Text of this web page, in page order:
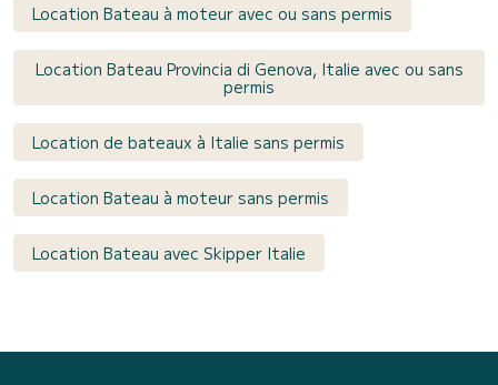
Location Bateau à moteur avec ou sans permis
Location Bateau Provincia di Genova, Italie avec ou sans
permis
Location de bateaux à Italie sans permis
Location Bateau à moteur sans permis
Location Bateau avec Skipper Italie